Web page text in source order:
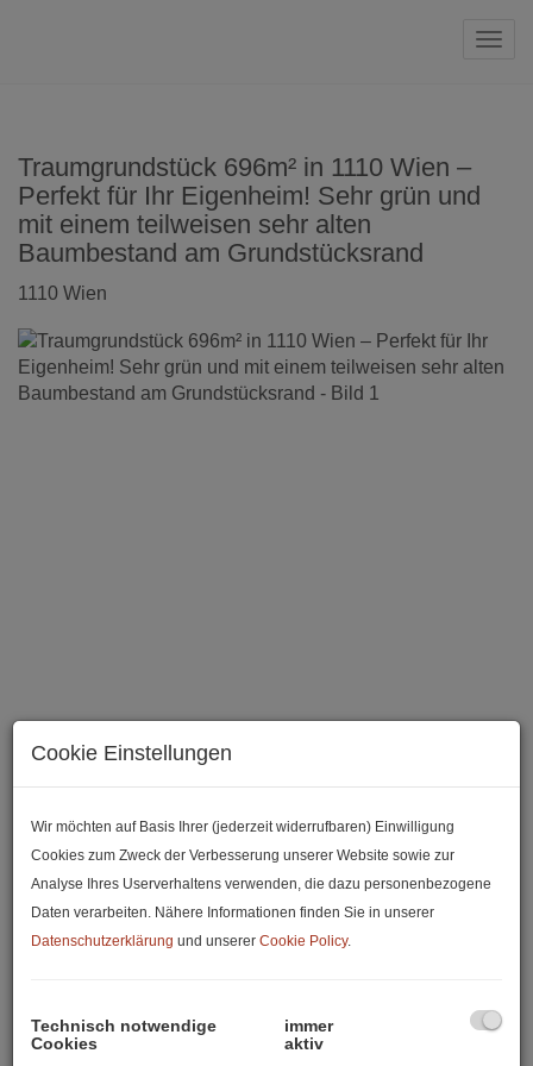
Traumgrundstück 696m² in 1110 Wien –
Perfekt für Ihr Eigenheim! Sehr grün und
mit einem teilweisen sehr alten
Baumbestand am Grundstücksrand
1110 Wien
Beschreibung
Cookie Einstellungen
Wir möchten auf Basis Ihrer (jederzeit widerrufbaren) Einwilligung
Cookies zum Zweck der Verbesserung unserer Website sowie zur
Analyse Ihres Userverhaltens verwenden, die dazu personenbezogene
Daten verarbeiten. Nähere Informationen finden Sie in unserer
Datenschutzerklärung und unserer Cookie Policy.
Technisch notwendige
Cookies
immer
aktiv